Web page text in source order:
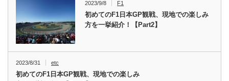
2023/9/8 F1
初めてのF1日本GP観戦、現地での楽しみ
方を一挙紹介！【Part2】
2023/8/31 etc
初めてのF1日本GP観戦、現地での楽しみ